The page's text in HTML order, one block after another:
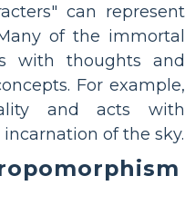
can represent
of the immortal
with thoughts and
For example,
and acts with
of the sky.